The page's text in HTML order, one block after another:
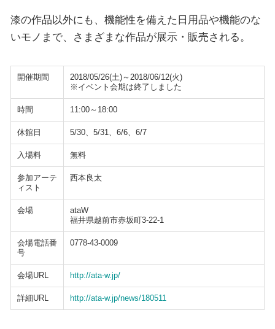
漆の作品以外にも、機能性を備えた日用品や機能のな
いモノまで、さまざまな作品が展示・販売される。
開催期間
2018/05/26(土)～2018/06/12(火)
※イベント会期は終了しました
時間 11:00～18:00
休館日 5/30、5/31、6/6、6/7
入場料 無料
参加アーテ
ィスト
西本良太
会場
ataW
福井県越前市赤坂町3-22-1
会場電話番
号
0778-43-0009
会場URL http://ata-w.jp/
詳細URL http://ata-w.jp/news/180511